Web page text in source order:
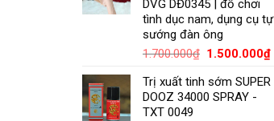
DVG DĐ0345 | đồ chơi
tình dục nam, dụng cụ tự
sướng đàn ông
1.700.000₫ 1.500.000₫
Trị xuất tinh sớm SUPER
DOOZ 34000 SPRAY -
TXT 0049